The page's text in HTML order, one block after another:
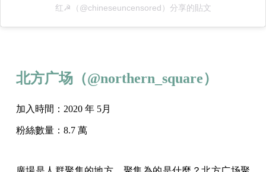
红☭（@chineseuncensored）分享的貼文
北方广场 （@northern_square）
加入時間：2020 年 5月
粉絲數量：8.7 萬